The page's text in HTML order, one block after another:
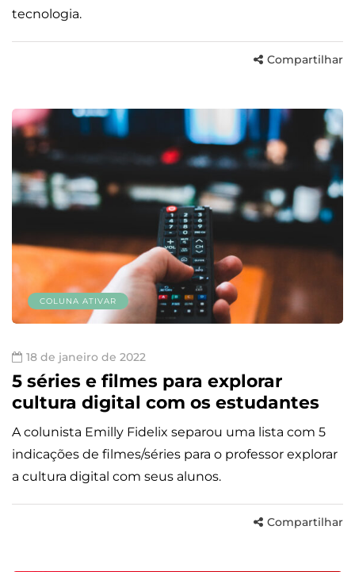
tecnologia.
Compartilhar
COLUNA ATIVAR
18 de janeiro de 2022
5 séries e filmes para explorar
cultura digital com os estudantes
A colunista Emilly Fidelix separou uma lista com 5
indicações de filmes/séries para o professor explorar
a cultura digital com seus alunos.
Compartilhar